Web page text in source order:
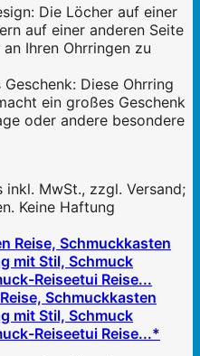
Die Löcher auf einer
auf einer anderen Seite
Ihren Ohrringen zu
Diese Ohrring
ein großes Geschenk
oder andere besondere
inkl. MwSt., zzgl. Versand;
Keine Haftung
Schmuckkasten
mit Stil, Schmuck
Reiseetui Reise...*